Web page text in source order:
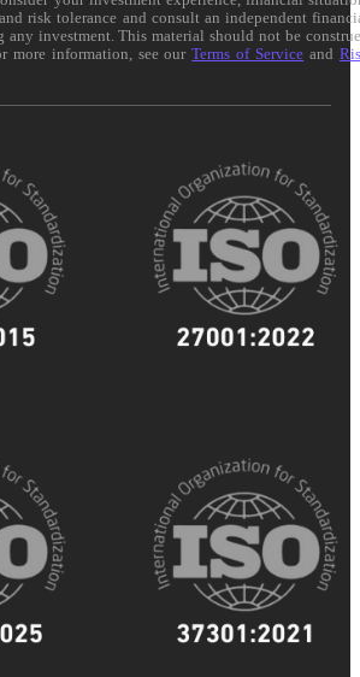
risk tolerance and consult an independent
any investment. This material should not be
more information, see ourTerms of Service and